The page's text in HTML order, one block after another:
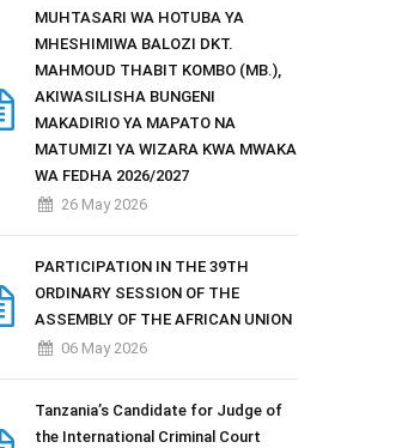
MUHTASARI WA HOTUBA YA
MHESHIMIWA BALOZI DKT.
MAHMOUD THABIT KOMBO (MB.),
AKIWASILISHA BUNGENI
MAKADIRIO YA MAPATO NA
MATUMIZI YA WIZARA KWA MWAKA
WA FEDHA 2026/2027
26 May 2026
PARTICIPATION IN THE 39TH
ORDINARY SESSION OF THE
ASSEMBLY OF THE AFRICAN UNION
06 May 2026
Tanzania’s Candidate for Judge of
the International Criminal Court